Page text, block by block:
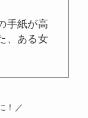
手紙が高
、ある女
！／